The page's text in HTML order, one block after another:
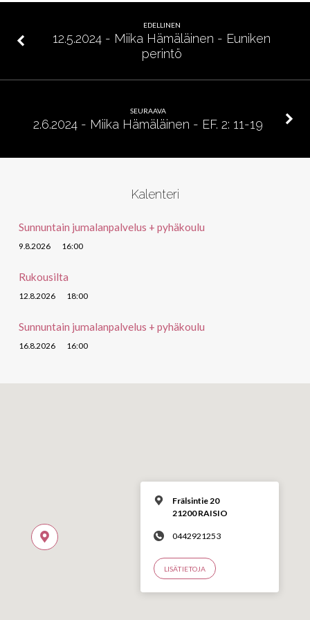
–
luomus
EDELLINEN
12.5.2024 - Miika Hämäläinen - Euniken
perintö
SEURAAVA
2.6.2024 - Miika Hämäläinen - EF. 2: 11-19
Kalenteri
Sunnuntain jumalanpalvelus + pyhäkoulu
9.8.2026 16:00
Rukousilta
12.8.2026 18:00
Sunnuntain jumalanpalvelus + pyhäkoulu
16.8.2026 16:00
Frälsintie 20
21200 RAISIO
0442921253
LISÄTIETOJA